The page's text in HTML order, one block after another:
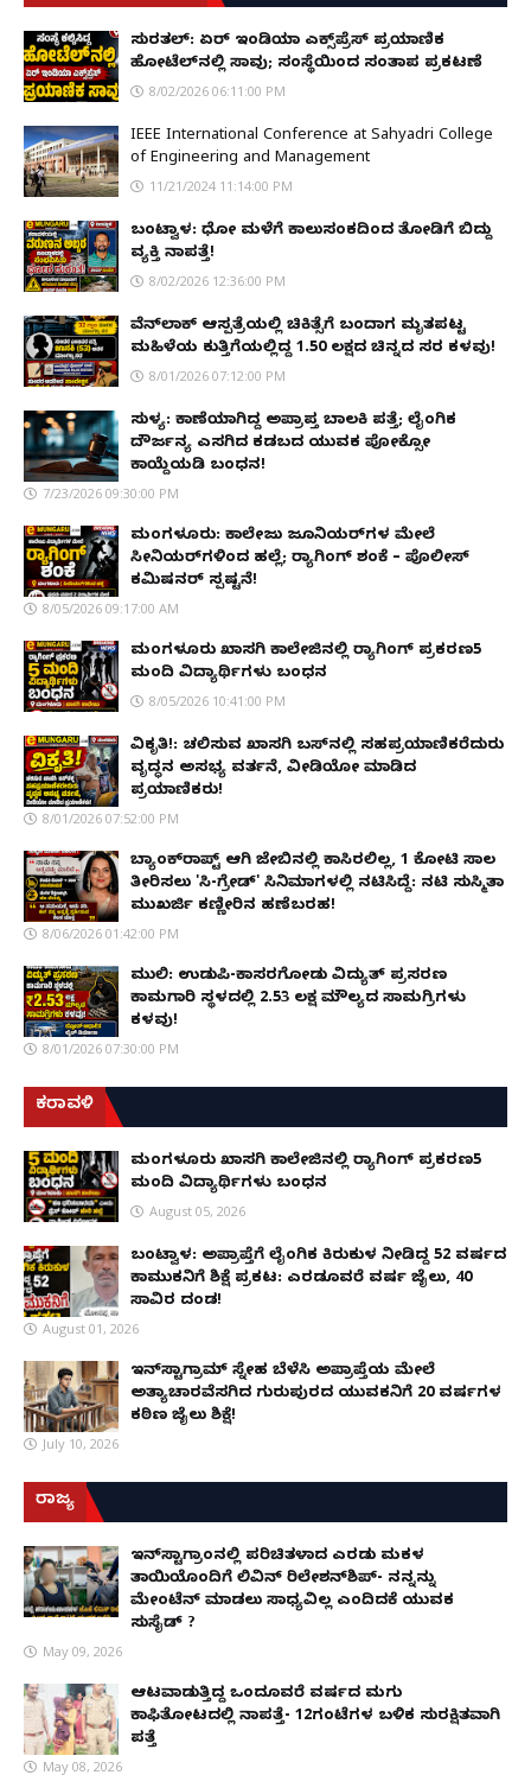
ಸುರತ್ಕಲ್: ಏರ್ ಇಂಡಿಯಾ ಎಕ್ಸ್‌ಪ್ರೆಸ್ ಪ್ರಯಾಣಿಕ
ಹೋಟೆಲ್‌ನಲ್ಲಿ ಸಾವು; ಸಂಸ್ಥೆಯಿಂದ ಸಂತಾಪ ಪ್ರಕಟಣೆ
8/02/2026 06:11:00 PM
IEEE International Conference at Sahyadri College
of Engineering and Management
11/21/2024 11:14:00 PM
ಬಂಟ್ವಾಳ: ಧೋ ಮಳೆಗೆ ಕಾಲುಸಂಕದಿಂದ ತೋಡಿಗೆ ಬಿದ್ದು
ವ್ಯಕ್ತಿ ನಾಪತ್ತೆ!
8/02/2026 12:36:00 PM
ವೆನ್‌ಲಾಕ್ ಆಸ್ಪತ್ರೆಯಲ್ಲಿ ಚಿಕಿತ್ಸೆಗೆ ಬಂದಾಗ ಮೃತಪಟ್ಟ
ಮಹಿಳೆಯ ಕುತ್ತಿಗೆಯಲ್ಲಿದ್ದ ₹1.50 ಲಕ್ಷದ ಚಿನ್ನದ ಸರ ಕಳವು!
8/01/2026 07:12:00 PM
ಸುಳ್ಯ: ಕಾಣೆಯಾಗಿದ್ದ ಅಪ್ರಾಪ್ತ ಬಾಲಕಿ ಪತ್ತೆ; ಲೈಂಗಿಕ
ದೌರ್ಜನ್ಯ ಎಸಗಿದ ಕಡಬದ ಯುವಕ ಪೋಕ್ಸೋ
ಕಾಯ್ದೆಯಡಿ ಬಂಧನ!
7/23/2026 09:30:00 PM
ಮಂಗಳೂರು: ಕಾಲೇಜು ಜೂನಿಯರ್‌ಗಳ ಮೇಲೆ
ಸೀನಿಯರ್‌ಗಳಿಂದ ಹಲ್ಲೆ; ರ‌್ಯಾಗಿಂಗ್ ಶಂಕೆ – ಪೊಲೀಸ್
ಕಮಿಷನರ್ ಸ್ಪಷ್ಟನೆ!
8/05/2026 09:17:00 AM
ಮಂಗಳೂರು ಖಾಸಗಿ ಕಾಲೇಜಿನಲ್ಲಿ ರ‌್ಯಾಗಿಂಗ್ ಪ್ರಕರಣ5
ಮಂದಿ ವಿದ್ಯಾರ್ಥಿಗಳು ಬಂಧನ
8/05/2026 10:41:00 PM
ವಿಕೃತಿ!: ಚಲಿಸುವ ಖಾಸಗಿ ಬಸ್‌ನಲ್ಲಿ ಸಹಪ್ರಯಾಣಿಕರೆದುರು
ವೃದ್ಧನ ಅಸಭ್ಯ ವರ್ತನೆ, ವೀಡಿಯೋ ಮಾಡಿದ
ಪ್ರಯಾಣಿಕರು!
8/01/2026 07:52:00 PM
ಬ್ಯಾಂಕ್‌ರಾಪ್ಟ್‌ ಆಗಿ ಜೇಬಿನಲ್ಲಿ ಕಾಸಿರಲಿಲ್ಲ, ₹1 ಕೋಟಿ ಸಾಲ
ತೀರಿಸಲು 'ಸಿ-ಗ್ರೇಡ್' ಸಿನಿಮಾಗಳಲ್ಲಿ ನಟಿಸಿದ್ದೆ: ನಟಿ ಸುಸ್ಮಿತಾ
ಮುಖರ್ಜಿ ಕಣ್ಣೀರಿನ ಹಣೆಬರಹ!
8/06/2026 01:42:00 PM
ಮುಲ್ಕಿ: ಉಡುಪಿ-ಕಾಸರಗೋಡು ವಿದ್ಯುತ್ ಪ್ರಸರಣ
ಕಾಮಗಾರಿ ಸ್ಥಳದಲ್ಲಿ ₹2.53 ಲಕ್ಷ ಮೌಲ್ಯದ ಸಾಮಗ್ರಿಗಳು
ಕಳವು!
8/01/2026 07:30:00 PM
ಕರಾವಳಿ
ಮಂಗಳೂರು ಖಾಸಗಿ ಕಾಲೇಜಿನಲ್ಲಿ ರ‌್ಯಾಗಿಂಗ್ ಪ್ರಕರಣ5
ಮಂದಿ ವಿದ್ಯಾರ್ಥಿಗಳು ಬಂಧನ
August 05, 2026
ಬಂಟ್ವಾಳ: ಅಪ್ರಾಪ್ತೆಗೆ ಲೈಂಗಿಕ ಕಿರುಕುಳ ನೀಡಿದ್ದ 52 ವರ್ಷದ
ಕಾಮುಕನಿಗೆ ಶಿಕ್ಷೆ ಪ್ರಕಟ: ಎರಡೂವರೆ ವರ್ಷ ಜೈಲು, ₹40
ಸಾವಿರ ದಂಡ!
August 01, 2026
ಇನ್‌ಸ್ಟಾಗ್ರಾಮ್ ಸ್ನೇಹ ಬೆಳೆಸಿ ಅಪ್ರಾಪ್ತೆಯ ಮೇಲೆ
ಅತ್ಯಾಚಾರವೆಸಗಿದ ಗುರುಪುರದ ಯುವಕನಿಗೆ 20 ವರ್ಷಗಳ
ಕಠಿಣ ಜೈಲು ಶಿಕ್ಷೆ!
July 10, 2026
ರಾಜ್ಯ
ಇನ್​ಸ್ಟಾಗ್ರಾಂನಲ್ಲಿ ಪರಿಚಿತಳಾದ ಎರಡು ಮಕ್ಕಳ
ತಾಯಿಯೊಂದಿಗೆ ಲಿವಿನ್ ರಿಲೇಶನ್​ಶಿಪ್- ನನ್ನನ್ನು
ಮೇಂಟೆನ್ ಮಾಡಲು ಸಾಧ್ಯವಿಲ್ಲ ಎಂದಿದಕ್ಕೆ ಯುವಕ
ಸುಸೈಡ್ ?
May 09, 2026
ಆಟವಾಡುತ್ತಿದ್ದ ಒಂದೂವರೆ ವರ್ಷದ ಮಗು
ಕಾಫಿತೋಟದಲ್ಲಿ ನಾಪತ್ತೆ- 12ಗಂಟೆಗಳ ಬಳಿಕ ಸುರಕ್ಷಿತವಾಗಿ
ಪತ್ತೆ
May 08, 2026